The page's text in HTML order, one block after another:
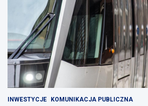
INWESTYCJE KOMUNIKACJA PUBLICZNA